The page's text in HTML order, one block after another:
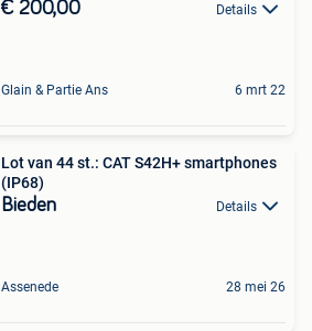
€ 200,00 Details
Glain & Partie Ans 6 mrt 22
Lot van 44 st.: CAT S42H+ smartphones
(IP68)
Bieden Details
Assenede 28 mei 26